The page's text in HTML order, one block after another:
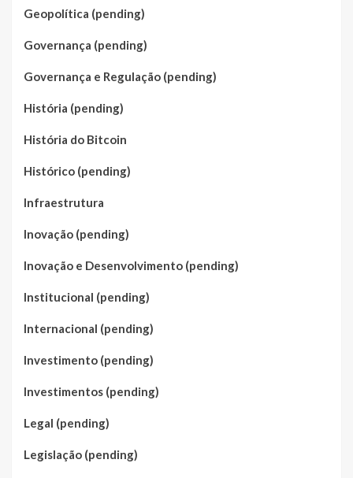
Geopolítica (pending)
Governança (pending)
Governança e Regulação (pending)
História (pending)
História do Bitcoin
Histórico (pending)
Infraestrutura
Inovação (pending)
Inovação e Desenvolvimento (pending)
Institucional (pending)
Internacional (pending)
Investimento (pending)
Investimentos (pending)
Legal (pending)
Legislação (pending)